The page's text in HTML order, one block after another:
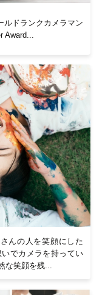
ルドランクカメラマン
Award...
の人を笑顔にした
でカメラを持ってい
な笑顔を残...